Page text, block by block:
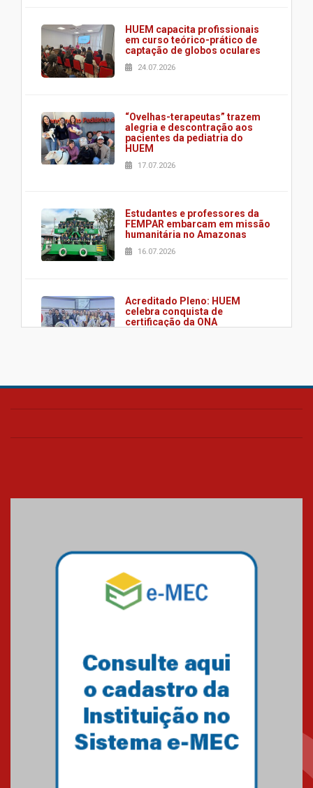
HUEM capacita profissionais
em curso teórico-prático de
captação de globos oculares
24.07.2026
“Ovelhas-terapeutas” trazem
alegria e descontração aos
pacientes da pediatria do
HUEM
17.07.2026
Estudantes e professores da
FEMPAR embarcam em missão
humanitária no Amazonas
16.07.2026
Acreditado Pleno: HUEM
celebra conquista de
certificação da ONA
HUEM é o primeiro hospital do
UTI's inteligentes
referência mundial em
Pós-Asco: evento do HUEM
debate novidades sobre
estudos e tratamentos contra
o câncer
MackPesquisa 2026 prorroga
inscrições até 14 de agosto
15.06.2026